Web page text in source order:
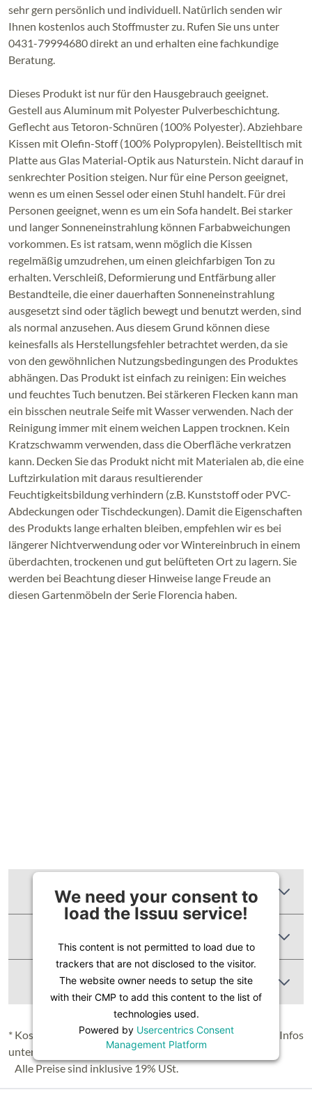
sehr gern persönlich und individuell. Natürlich senden wir
Ihnen kostenlos auch Stoffmuster zu. Rufen Sie uns unter
0431-79994680 direkt an und erhalten eine fachkundige
Beratung.
Dieses Produkt ist nur für den Hausgebrauch geeignet.
Gestell aus Aluminum mit Polyester Pulverbeschichtung.
Geflecht aus Tetoron-Schnüren (100% Polyester). Abziehbare
Kissen mit Olefin-Stoff (100% Polypropylen). Beistelltisch mit
Platte aus Glas Material-Optik aus Naturstein. Nicht darauf in
senkrechter Position steigen. Nur für eine Person geeignet,
wenn es um einen Sessel oder einen Stuhl handelt. Für drei
Personen geeignet, wenn es um ein Sofa handelt. Bei starker
und langer Sonneneinstrahlung können Farbabweichungen
vorkommen. Es ist ratsam, wenn möglich die Kissen
regelmäßig umzudrehen, um einen gleichfarbigen Ton zu
erhalten. Verschleiß, Deformierung und Entfärbung aller
Bestandteile, die einer dauerhaften Sonneneinstrahlung
ausgesetzt sind oder täglich bewegt und benutzt werden, sind
als normal anzusehen. Aus diesem Grund können diese
keinesfalls als Herstellungsfehler betrachtet werden, da sie
von den gewöhnlichen Nutzungsbedingungen des Produktes
abhängen. Das Produkt ist einfach zu reinigen: Ein weiches
und feuchtes Tuch benutzen. Bei stärkeren Flecken kann man
ein bisschen neutrale Seife mit Wasser verwenden. Nach der
Reinigung immer mit einem weichen Lappen trocknen. Kein
Kratzschwamm verwenden, dass die Oberfläche verkratzen
kann. Decken Sie das Produkt nicht mit Materialen ab, die eine
Luftzirkulation mit daraus resultierender
Feuchtigkeitsbildung verhindern (z.B. Kunststoff oder PVC-
Abdeckungen oder Tischdeckungen). Damit die Eigenschaften
des Produkts lange erhalten bleiben, empfehlen wir es bei
längerer Nichtverwendung oder vor Wintereinbruch in einem
überdachten, trockenen und gut belüfteten Ort zu lagern. Sie
werden bei Beachtung dieser Hinweise lange Freude an
diesen Gartenmöbeln der Serie Florencia haben.
We need your consent to
load the Issuu service!
This content is not permitted to load due to
trackers that are not disclosed to the visitor.
The website owner needs to setup the site
with their CMP to add this content to the list of
technologies used.
Powered by Usercentrics Consent
Management Platform
Zusätzliche Informationen
Abbildung Ähnlich
* Kostenloser Versand in Deutschland (Festland), nähere Infos
unter
Lieferung & Versand.
Alle Preise sind inklusive 19% USt.